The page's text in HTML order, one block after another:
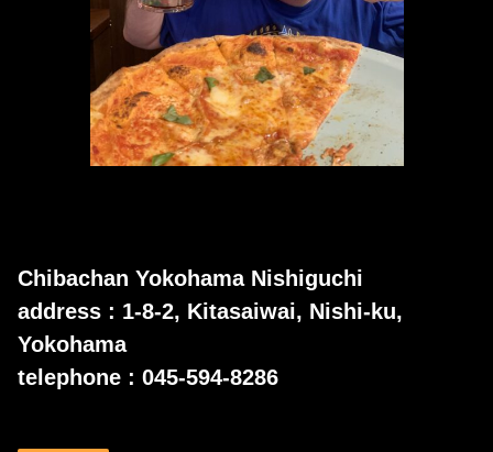
Chibachan Yokohama Nishiguchi
address : 1-8-2, Kitasaiwai, Nishi-ku,
Yokohama
telephone : 045-594-8286